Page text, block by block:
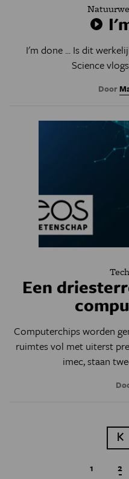
I'm done ... Is dit
Science
Door
Een
Computerchips worden
ruimtes vol met uiterst
imec, staan
Page
1 2